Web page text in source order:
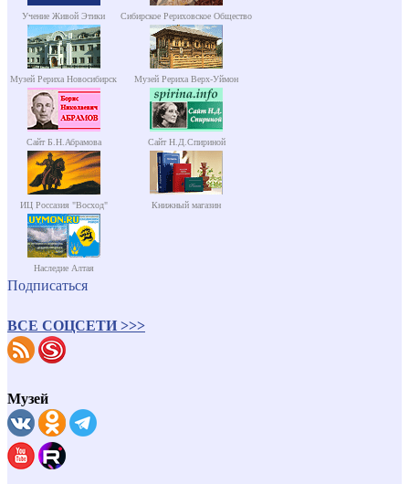
Учение Живой Этики Сибирское Рериховское Общество
Музей Рериха Новосибирск Музей Рериха Верх-Уймон
Сайт Б.Н.Абрамова Сайт Н.Д.Спириной
ИЦ Россазия "Восход" Книжный магазин
Наследие Алтая
Подписаться
ВСЕ СОЦСЕТИ >>>
Музей